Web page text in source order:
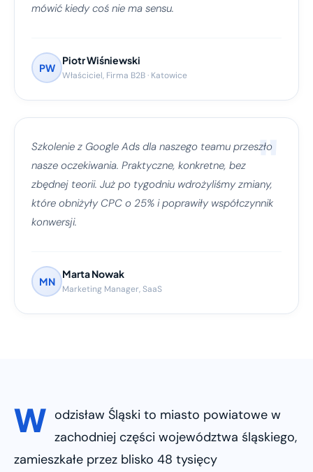
mówić kiedy coś nie ma sensu.
PW
Piotr Wiśniewski
Właściciel, Firma B2B · Katowice
"
Szkolenie z Google Ads dla naszego teamu przeszło
nasze oczekiwania. Praktyczne, konkretne, bez
zbędnej teorii. Już po tygodniu wdrożyliśmy zmiany,
które obniżyły CPC o 25% i poprawiły współczynnik
konwersji.
MN
Marta Nowak
Marketing Manager, SaaS
W odzisław Śląski to miasto powiatowe w
zachodniej części województwa śląskiego,
zamieszkałe przez blisko 48 tysięcy